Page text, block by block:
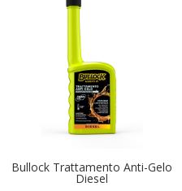
Bullock Trattamento Anti-Gelo
Diesel